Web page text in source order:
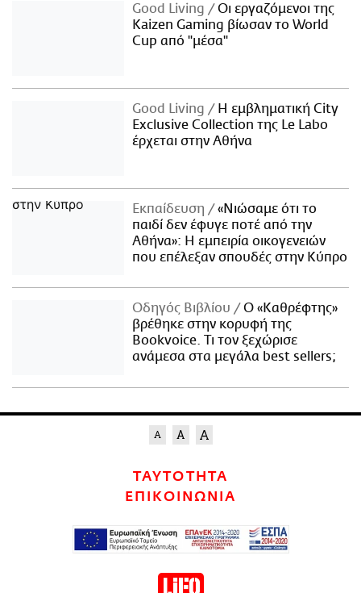
Good Living
Οι εργαζόμενοι της
Kaizen Gaming βίωσαν το World
Cup από "μέσα"
Good Living
Η εμβληματική City
Exclusive Collection της Le Labo
έρχεται στην Αθήνα
Εκπαίδευση
«Νιώσαμε ότι το
παιδί δεν έφυγε ποτέ από την
Αθήνα»: Η εμπειρία οικογενειών
που επέλεξαν σπουδές στην Κύπρο
Οδηγός Βιβλίου
Ο «Καθρέφτης»
βρέθηκε στην κορυφή της
Bookvoice. Τι τον ξεχώρισε
ανάμεσα στα μεγάλα best sellers;
ΤΑΥΤΟΤΗΤΑ
ΕΠΙΚΟΙΝΩΝΙΑ